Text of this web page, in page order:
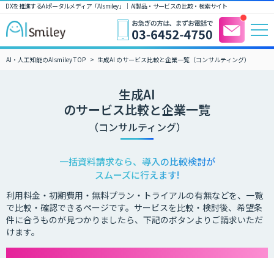
DXを推進するAIポータルメディア「AIsmiley」｜ AI製品・サービスの比較・検索サイト
AI・人工知能のAIsmiley TOP 生成AI のサービス比較と企業一覧（コンサルティング）
生成AI
のサービス比較と企業一覧
（コンサルティング）
一括資料請求なら、導入の比較検討が
スムーズに行えます!
利用料金・初期費用・無料プラン・トライアルの有無などを、一覧
で比較・確認できるページです。サービスを比較・検討後、希望条
件に合うものが見つかりましたら、下記のボタンよりご請求いただ
けます。